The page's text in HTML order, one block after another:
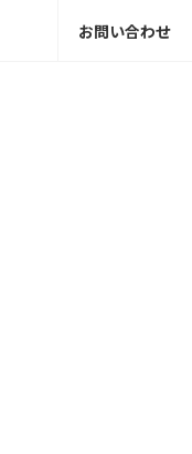
お問い合わせ
お問い合わせ